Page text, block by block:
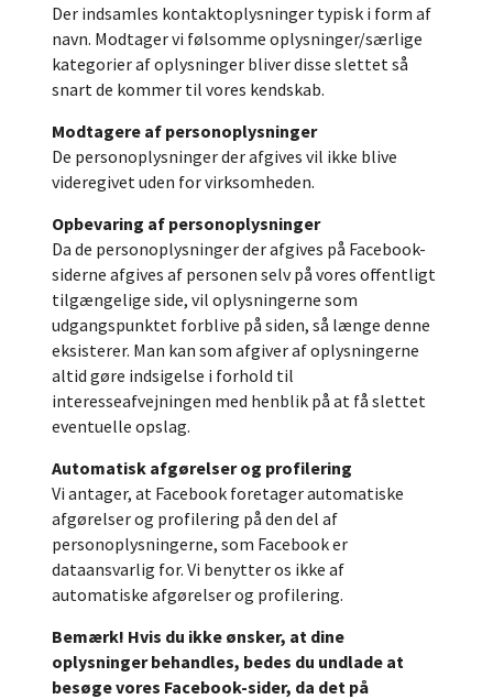
Der indsamles kontaktoplysninger typisk i form af
navn. Modtager vi følsomme oplysninger/særlige
kategorier af oplysninger bliver disse slettet så
snart de kommer til vores kendskab.
Modtagere af personoplysninger
De personoplysninger der afgives vil ikke blive
videregivet uden for virksomheden.
Opbevaring af personoplysninger
Da de personoplysninger der afgives på Facebook-
siderne afgives af personen selv på vores offentligt
tilgængelige side, vil oplysningerne som
udgangspunktet forblive på siden, så længe denne
eksisterer. Man kan som afgiver af oplysningerne
altid gøre indsigelse i forhold til
interesseafvejningen med henblik på at få slettet
eventuelle opslag.
Automatisk afgørelser og profilering
Vi antager, at Facebook foretager automatiske
afgørelser og profilering på den del af
personoplysningerne, som Facebook er
dataansvarlig for. Vi benytter os ikke af
automatiske afgørelser og profilering.
Bemærk! Hvis du ikke ønsker, at dine
oplysninger behandles, bedes du undlade at
besøge vores Facebook-sider, da det på